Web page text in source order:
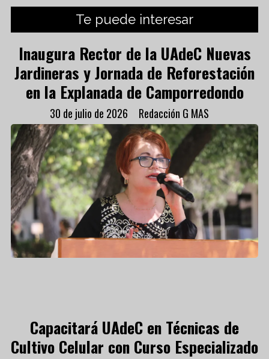
Te puede interesar
Inaugura Rector de la UAdeC Nuevas
Jardineras y Jornada de Reforestación
en la Explanada de Camporredondo
Redacción G MAS
30 de julio de 2026
Capacitará UAdeC en Técnicas de
Cultivo Celular con Curso Especializado